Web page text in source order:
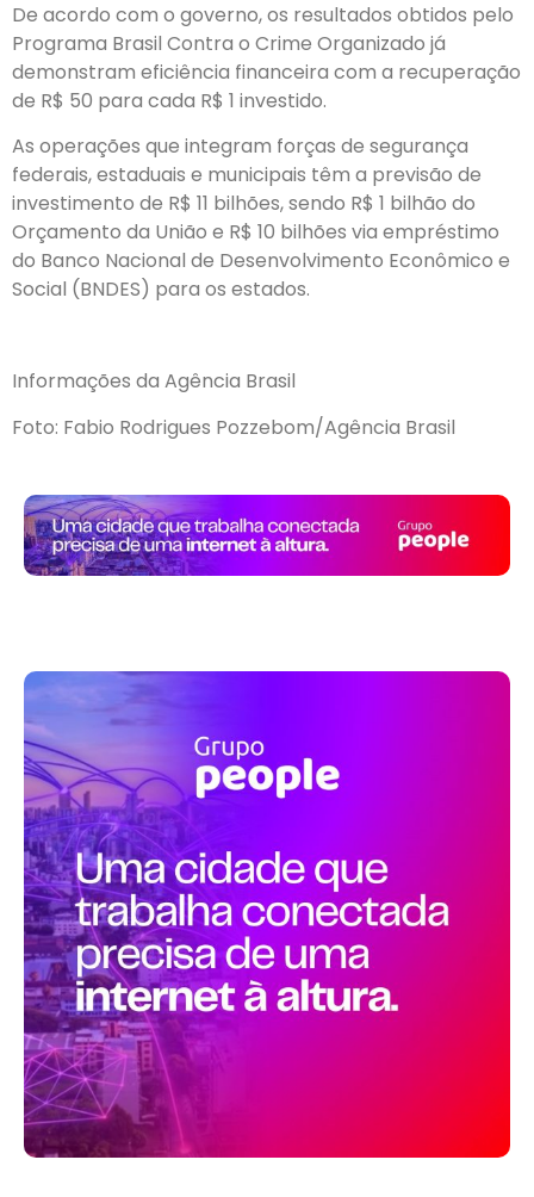
De acordo com o governo, os resultados obtidos pelo
Programa Brasil Contra o Crime Organizado já
demonstram eficiência financeira com a recuperação
de R$ 50 para cada R$ 1 investido.
As operações que integram forças de segurança
federais, estaduais e municipais têm a previsão de
investimento de R$ 11 bilhões, sendo R$ 1 bilhão do
Orçamento da União e R$ 10 bilhões via empréstimo
do Banco Nacional de Desenvolvimento Econômico e
Social (BNDES) para os estados.
Informações da Agência Brasil
Foto: Fabio Rodrigues Pozzebom/Agência Brasil